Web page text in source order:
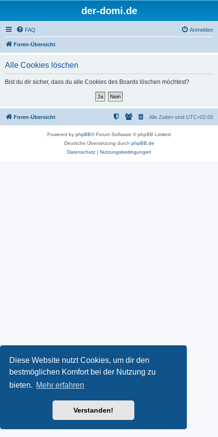
Diese Website nutzt Cookies, um dir den
bestmöglichen Komfort bei der Nutzung zu
bieten. Mehr erfahren
Verstanden!
der-domi.de
FAQ Anmelden
Foren-Übersicht
Alle Cookies löschen
Bist du dir sicher, dass du alle Cookies des Boards löschen möchtest?
Foren-Übersicht Alle Zeiten sind UTC+02:00
Powered by phpBB® Forum Software © phpBB Limited
Deutsche Übersetzung durch phpBB.de
Datenschutz| Nutzungsbedingungen